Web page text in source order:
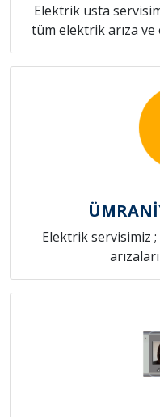
Elektrik usta
tüm elektrik arıza ve
Elektrik servisimiz